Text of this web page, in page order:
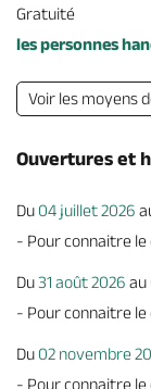
Gratuité
les personnes
Voir les moyens
Ouvertures et
Du 04 juillet 2026
- Pour connaitre
Du31 août 2026 au
- Pour connaitre
Du 02 novembre
- Pour connaitre